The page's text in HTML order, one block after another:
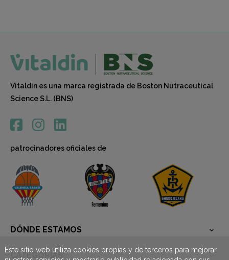
Este sitio web utiliza cookies propias y de terceros para mejorar
Vitaldin es una marca registrada de Boston Nutraceutical
Science S.L. (BNS)
patrocinadores oficiales de
DÓNDE ESTAMOS 
CATEGORÍAS